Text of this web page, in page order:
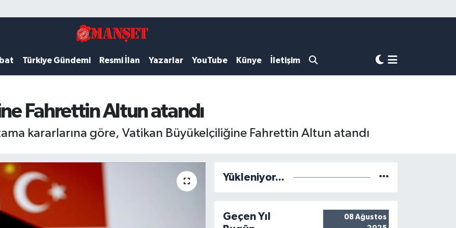
Türkiye Gündemi Resmi İlan Yazarlar YouTube Künye İletişim
Fahrettin Altun atandı
kararlarına göre, Vatikan Büyükelçiliğine Fahrettin Altun atandı
Yükleniyor...
Geçen Yıl
08 Ağustos